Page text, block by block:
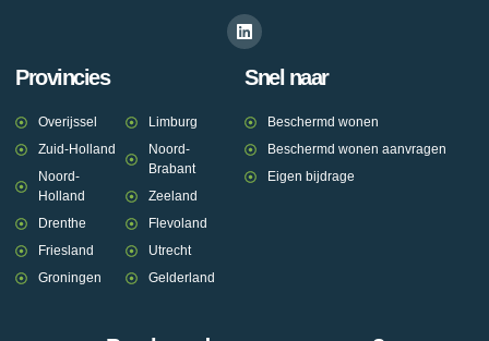
Provincies
Overijssel
Zuid-Holland
Noord-
Holland
Drenthe
Friesland
Groningen
Limburg
Noord-
Brabant
Zeeland
Flevoland
Utrecht
Gelderland
Snel naar
Beschermd wonen
Beschermd wonen aanvragen
Eigen bijdrage